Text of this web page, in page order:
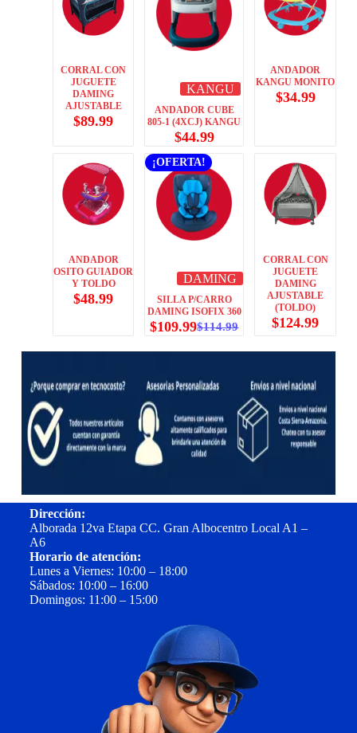
CORRAL CON
JUGUETE
DAMING
AJUSTABLE
$89.99
KANGU
ANDADOR CUBE
805-1 (4XCJ) KANGU
$44.99
ANDADOR
KANGU MONITO
$34.99
ANDADOR
OSITO GUIADOR
Y TOLDO
$48.99
¡OFERTA!
DAMING
SILLA P/CARRO
DAMING ISOFIX 360
$114.99
$109.99
CORRAL CON
JUGUETE
DAMING
AJUSTABLE
(TOLDO)
$124.99
Dirección:
Alborada 12va Etapa CC. Gran Albocentro Local A1 –
A6
Horario de atención:
Lunes a Viernes: 10:00 – 18:00
Sábados: 10:00 – 16:00
Domingos: 11:00 – 15:00